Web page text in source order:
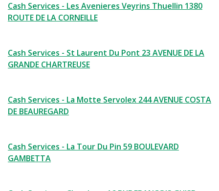
Cash Services - Les Avenieres Veyrins Thuellin 1380
ROUTE DE LA CORNEILLE
Cash Services - St Laurent Du Pont 23 AVENUE DE LA
GRANDE CHARTREUSE
Cash Services - La Motte Servolex 244 AVENUE COSTA
DE BEAUREGARD
Cash Services - La Tour Du Pin 59 BOULEVARD
GAMBETTA